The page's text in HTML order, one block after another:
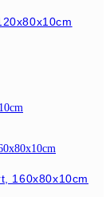
160x80x10cm